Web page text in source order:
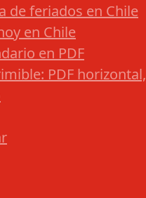
de feriados en Chile
en Chile
en PDF
PDF horizontal,